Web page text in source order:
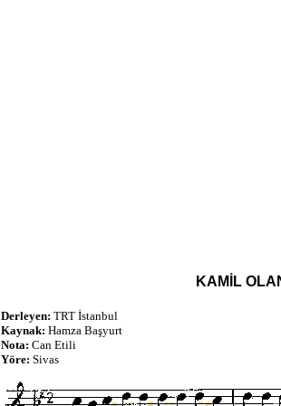
KAMİL
Derleyen: TRT İstanbul
Kaynak: Hamza Başyurt
Nota: Can Etili
Yöre: Sivas